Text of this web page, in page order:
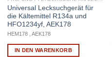
Universal Lecksuchgerät für
die Kältemittel R134a und
HFO1234yf, AEK178
HEM178 , AEK178
IN DEN WARENKORB